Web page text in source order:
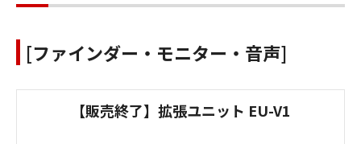
[ファインダー・モニター・音声]
【販売終了】拡張ユニット EU-V1